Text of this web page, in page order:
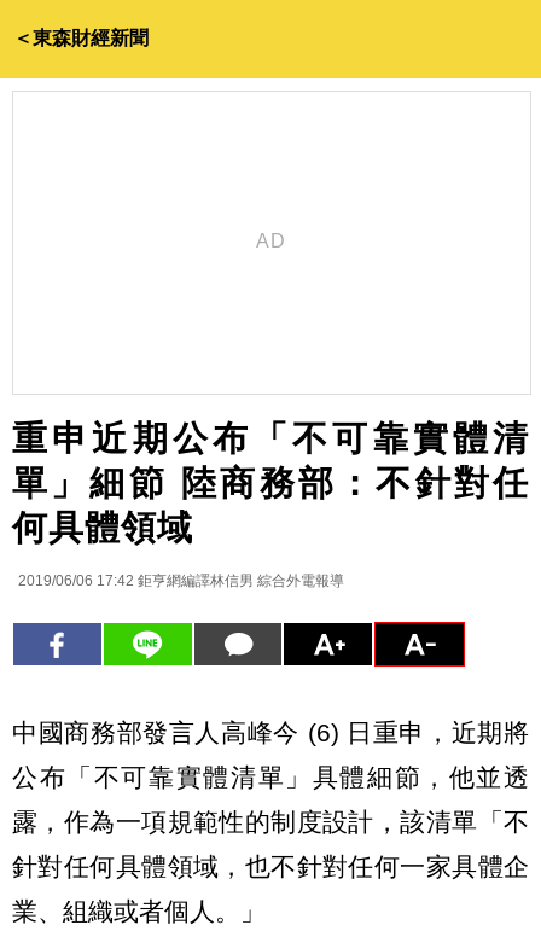
＜東森財經新聞
重申近期公布「不可靠實體清
單」細節 陸商務部：不針對任
何具體領域
2019/06/06 17:42 鉅亨網編譯林信男 綜合外電報導
中國商務部發言人高峰今 (6) 日重申，近期將
公布「不可靠實體清單」具體細節，他並透
露，作為一項規範性的制度設計，該清單「不
針對任何具體領域，也不針對任何一家具體企
業、組織或者個人。」